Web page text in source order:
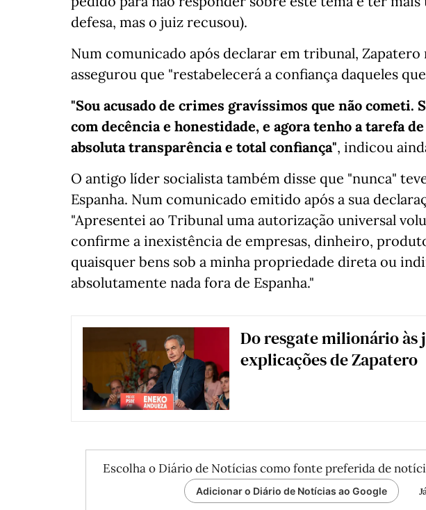
defesa, mas o juiz recusou).
Num comunicado após declarar em tribunal,
assegurou que "restabelecerá a confiança daqueles
"Sou acusado de crimes gravíssimos que não cometi.
com decência e honestidade, e agora tenho a tarefa
absoluta transparência e total confiança", indicou
O antigo líder socialista também disse que "nunca"
Espanha. Num comunicado emitido após a sua
"Apresentei ao Tribunal uma autorização universal
confirme a inexistência de empresas, dinheiro,
quaisquer bens sob a minha propriedade direta ou
absolutamente nada fora de Espanha."
Do resgate milionário às
explicações de Zapatero
Escolha o Diário de Notícias como fonte preferida de
Adicionar o Diário de Notícias ao Google